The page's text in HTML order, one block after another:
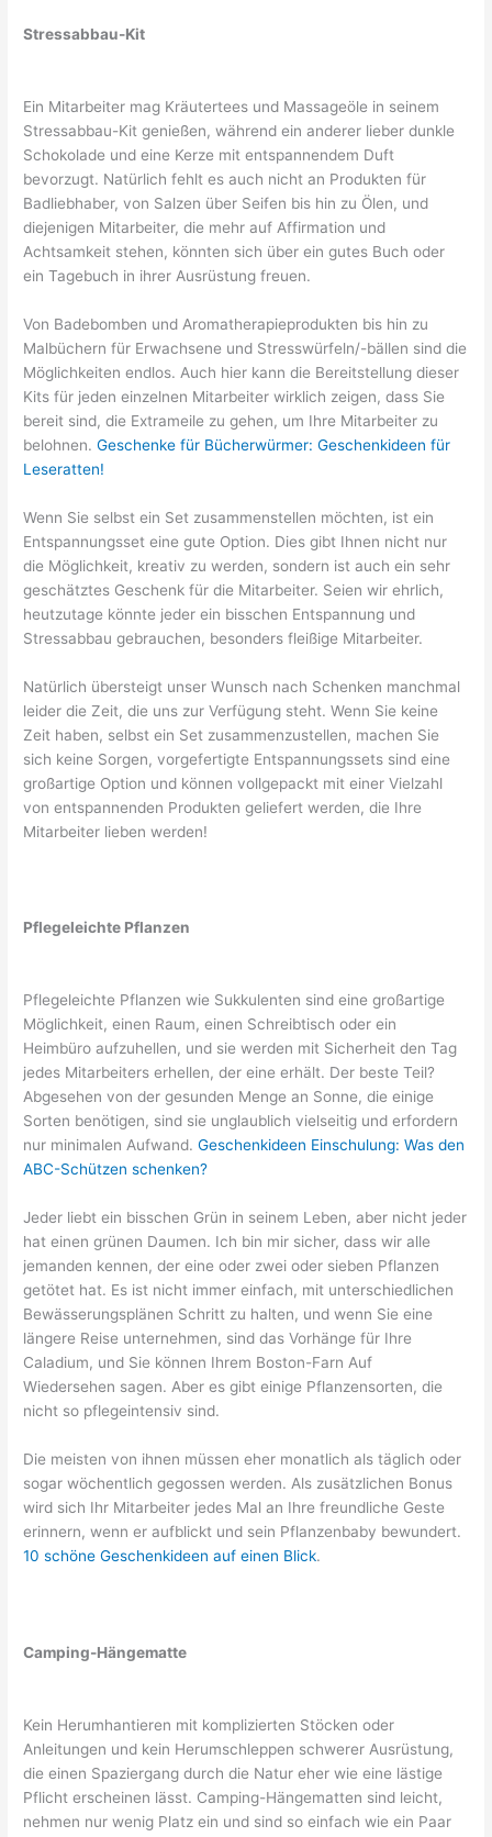
Stressabbau-Kit
Ein Mitarbeiter mag Kräutertees und Massageöle in seinem
Stressabbau-Kit genießen, während ein anderer lieber dunkle
Schokolade und eine Kerze mit entspannendem Duft
bevorzugt. Natürlich fehlt es auch nicht an Produkten für
Badliebhaber, von Salzen über Seifen bis hin zu Ölen, und
diejenigen Mitarbeiter, die mehr auf Affirmation und
Achtsamkeit stehen, könnten sich über ein gutes Buch oder
ein Tagebuch in ihrer Ausrüstung freuen.
Von Badebomben und Aromatherapieprodukten bis hin zu
Malbüchern für Erwachsene und Stresswürfeln/-bällen sind die
Möglichkeiten endlos. Auch hier kann die Bereitstellung dieser
Kits für jeden einzelnen Mitarbeiter wirklich zeigen, dass Sie
bereit sind, die Extrameile zu gehen, um Ihre Mitarbeiter zu
belohnen.Geschenke für Bücherwürmer: Geschenkideen für
Leseratten!
Wenn Sie selbst ein Set zusammenstellen möchten, ist ein
Entspannungsset eine gute Option. Dies gibt Ihnen nicht nur
die Möglichkeit, kreativ zu werden, sondern ist auch ein sehr
geschätztes Geschenk für die Mitarbeiter. Seien wir ehrlich,
heutzutage könnte jeder ein bisschen Entspannung und
Stressabbau gebrauchen, besonders fleißige Mitarbeiter.
Natürlich übersteigt unser Wunsch nach Schenken manchmal
leider die Zeit, die uns zur Verfügung steht. Wenn Sie keine
Zeit haben, selbst ein Set zusammenzustellen, machen Sie
sich keine Sorgen, vorgefertigte Entspannungssets sind eine
großartige Option und können vollgepackt mit einer Vielzahl
von entspannenden Produkten geliefert werden, die Ihre
Mitarbeiter lieben werden!
Pflegeleichte Pflanzen
Pflegeleichte Pflanzen wie Sukkulenten sind eine großartige
Möglichkeit, einen Raum, einen Schreibtisch oder ein
Heimbüro aufzuhellen, und sie werden mit Sicherheit den Tag
jedes Mitarbeiters erhellen, der eine erhält. Der beste Teil?
Abgesehen von der gesunden Menge an Sonne, die einige
Sorten benötigen, sind sie unglaublich vielseitig und erfordern
nur minimalen Aufwand.Geschenkideen Einschulung: Was den
ABC-Schützen schenken?
Jeder liebt ein bisschen Grün in seinem Leben, aber nicht jeder
hat einen grünen Daumen. Ich bin mir sicher, dass wir alle
jemanden kennen, der eine oder zwei oder sieben Pflanzen
getötet hat. Es ist nicht immer einfach, mit unterschiedlichen
Bewässerungsplänen Schritt zu halten, und wenn Sie eine
längere Reise unternehmen, sind das Vorhänge für Ihre
Caladium, und Sie können Ihrem Boston-Farn Auf
Wiedersehen sagen. Aber es gibt einige Pflanzensorten, die
nicht so pflegeintensiv sind.
Die meisten von ihnen müssen eher monatlich als täglich oder
sogar wöchentlich gegossen werden. Als zusätzlichen Bonus
wird sich Ihr Mitarbeiter jedes Mal an Ihre freundliche Geste
erinnern, wenn er aufblickt und sein Pflanzenbaby bewundert.
10 schöne Geschenkideen auf einen Blick.
Camping-Hängematte
Kein Herumhantieren mit komplizierten Stöcken oder
Anleitungen und kein Herumschleppen schwerer Ausrüstung,
die einen Spaziergang durch die Natur eher wie eine lästige
Pflicht erscheinen lässt. Camping-Hängematten sind leicht,
nehmen nur wenig Platz ein und sind so einfach wie ein Paar